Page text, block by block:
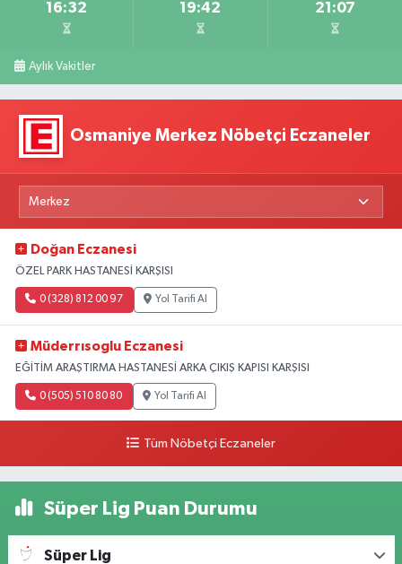
16:32 19:42 21:07
Aylık Vakitler
Osmaniye Merkez Nöbetçi Eczaneler
Doğan Eczanesi
ÖZEL PARK HASTANESİ KARŞISI
0 (328) 812 00 97 Yol Tarifi Al
Müderrısoglu Eczanesi
EĞİTİM ARAŞTIRMA HASTANESİ ARKA ÇIKIŞ KAPISI KARŞISI
0 (505) 510 80 80 Yol Tarifi Al
Tüm Nöbetçi Eczaneler
Süper Lig Puan Durumu
Süper Lig